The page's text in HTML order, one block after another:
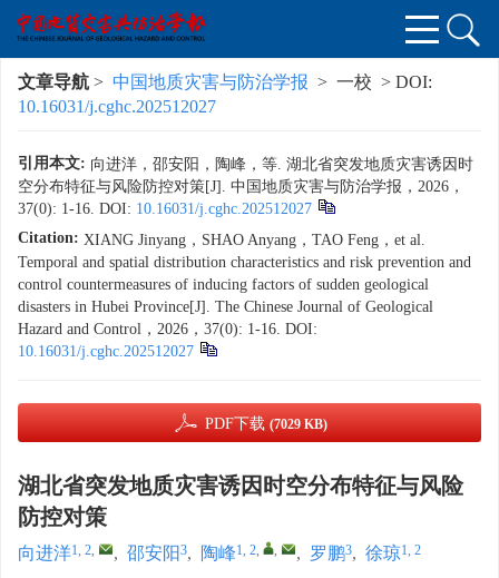
文章导航 > 中国地质灾害与防治学报 > 一校 > DOI:
10.16031/j.cghc.202512027
引用本文: 向进洋，邵安阳，陶峰，等. 湖北省突发地质灾害诱因时
空分布特征与风险防控对策[J]. 中国地质灾害与防治学报，2026，
37(0): 1-16. DOI: 10.16031/j.cghc.202512027
Citation: XIANG Jinyang，SHAO Anyang，TAO Feng，et al.
Temporal and spatial distribution characteristics and risk prevention and
control countermeasures of inducing factors of sudden geological
disasters in Hubei Province[J]. The Chinese Journal of Geological
Hazard and Control，2026，37(0): 1-16. DOI:
10.16031/j.cghc.202512027
PDF下载 (7029 KB)
湖北省突发地质灾害诱因时空分布特征与风险
防控对策
向进洋1, 2, , 邵安阳3, 陶峰1, 2, , , 罗鹏3, 徐琼1, 2